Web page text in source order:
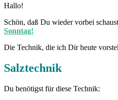
Hallo!
Schön, daß Du wieder vorbei
Sonntag!
Die Technik, die ich Dir heute
Salztechnik
Du benötigst für diese Technik: